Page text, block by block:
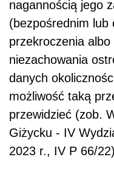
nagannością jego
(bezpośrednim lub
przekroczenia albo
niezachowania
danych
możliwość taką
przewidzieć (zob.
Giżycku - IV
2023 r., IV P 66/